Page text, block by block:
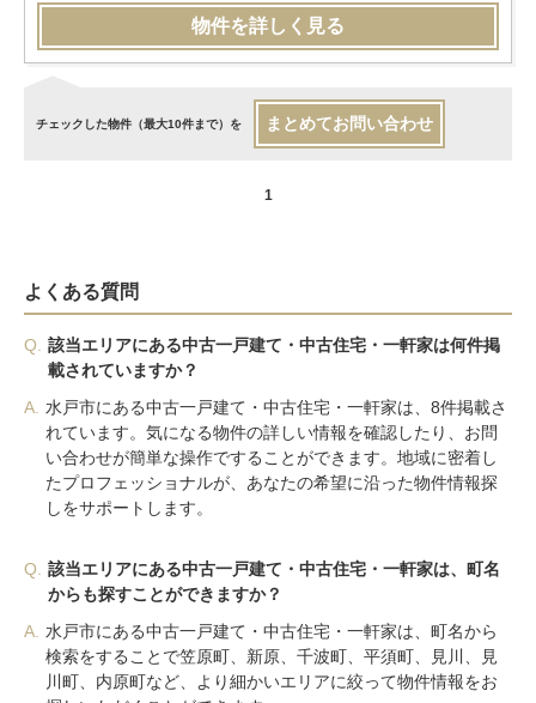
物件を詳しく見る
チェックした物件（最大10件まで）を まとめてお問い合わせ
1
よくある質問
Q.
該当エリアにある中古一戸建て・中古住宅・一軒家は何件掲
載されていますか？
A. 水戸市にある中古一戸建て・中古住宅・一軒家は、8件掲載さ
れています。気になる物件の詳しい情報を確認したり、お問
い合わせが簡単な操作ですることができます。地域に密着し
たプロフェッショナルが、あなたの希望に沿った物件情報探
しをサポートします。
Q.
該当エリアにある中古一戸建て・中古住宅・一軒家は、町名
からも探すことができますか？
A. 水戸市にある中古一戸建て・中古住宅・一軒家は、町名から
検索をすることで笠原町、新原、千波町、平須町、見川、見
川町、内原町など、より細かいエリアに絞って物件情報をお